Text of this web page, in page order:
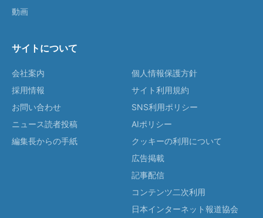
動画
サイトについて
会社案内
採用情報
お問い合わせ
ニュース読者投稿
編集長からの手紙
個人情報保護方針
サイト利用規約
SNS利用ポリシー
AIポリシー
クッキーの利用について
広告掲載
記事配信
コンテンツ二次利用
日本インターネット報道協会